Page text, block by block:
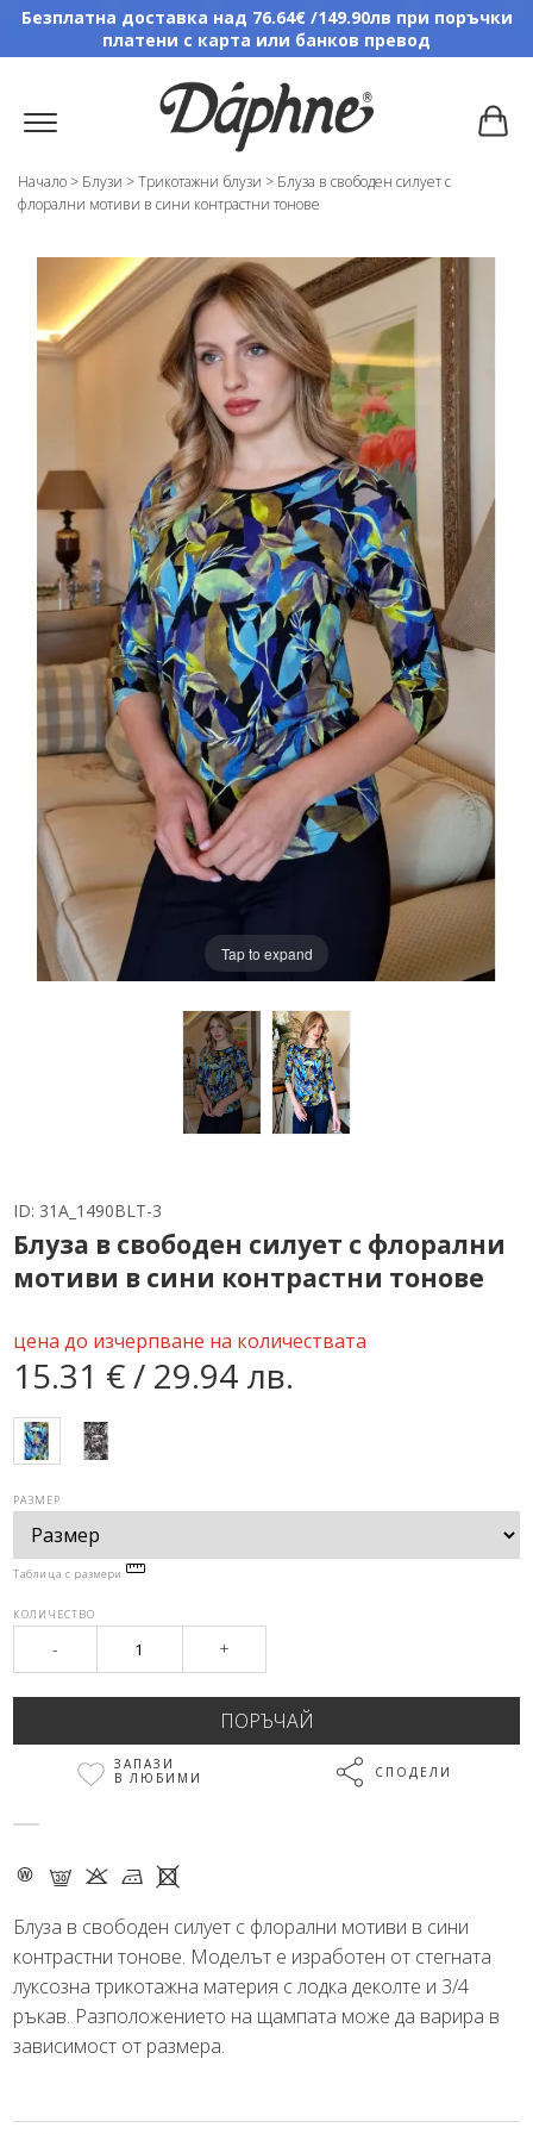
Безплатна доставка над 76.64€ /149.90лв при поръчки
платени с карта или банков превод
Начало > Блузи >Трикотажни блузи > Блуза в свободен силует с
флорални мотиви в сини контрастни тонове
Tap to expand
ID: 31A_1490BLT-3
Блуза в свободен силует с флорални
мотиви в сини контрастни тонове
цена до изчерпване на количествата
15.31 € / 29.94 лв.
РАЗМЕР
Таблица с размери
КОЛИЧЕСТВО
- +
ЗАПАЗИ
В ЛЮБИМИ
СПОДЕЛИ
- G K M X
Блуза в свободен силует с флорални мотиви в сини
контрастни тонове. Моделът е изработен от стегната
луксозна трикотажна материя с лодка деколте и 3/4
ръкав. Разположението на щампата може да варира в
зависимост от размера.